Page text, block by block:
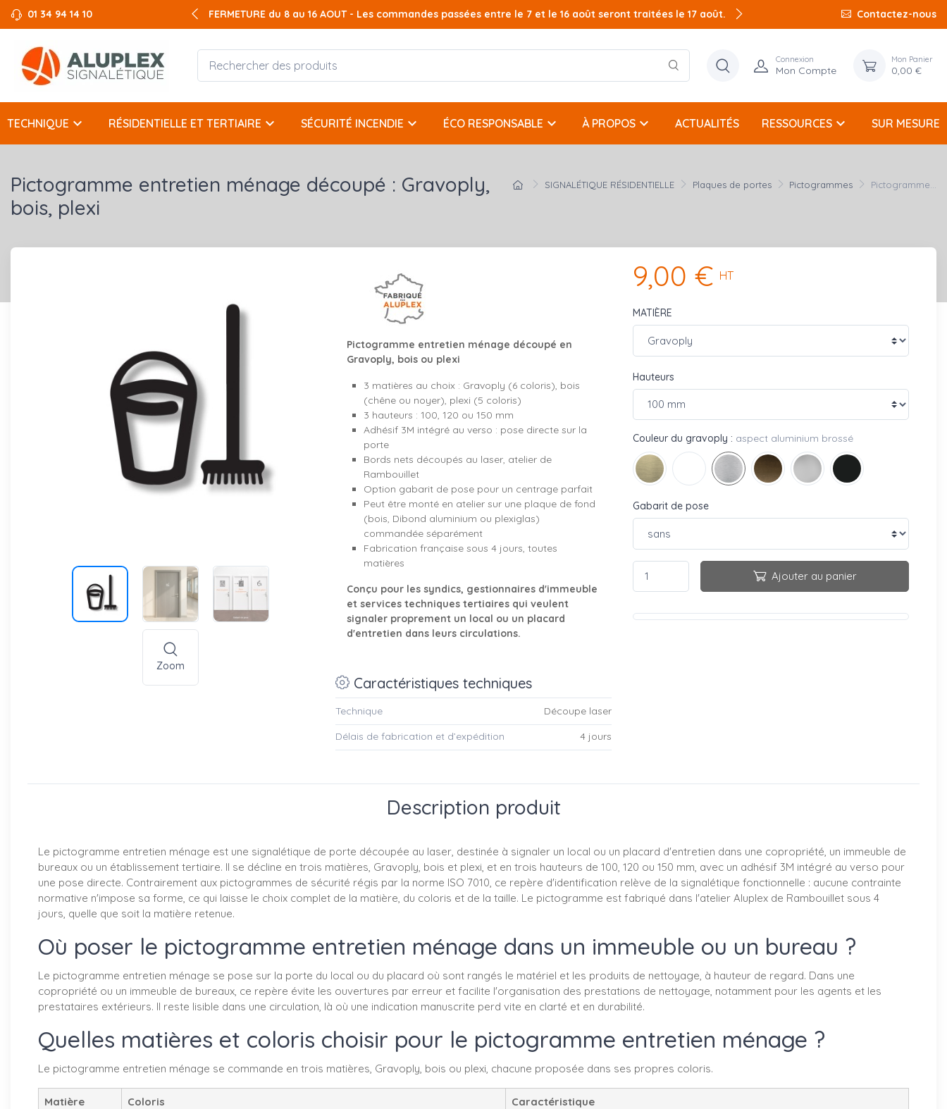
01 34 94 14 10 FERMETURE du 8 au 16 AOUT - Les commandes passées entre le 7 et le 16 août seront traitées le 17 août. Contactez-nous
Connexion
Mon Compte
Mon Panier
0,00 €
TECHNIQUE keyboard_arrow_down RÉSIDENTIELLE ET TERTIAIRE keyboard_arrow_down SÉCURITÉ INCENDIE keyboard_arrow_down ÉCO RESPONSABLE keyboard_arrow_down À PROPOS keyboard_arrow_down ACTUALITÉS RESSOURCES keyboard_arrow_down SUR MESURE
SIGNALÉTIQUE RÉSIDENTIELLE Plaques de portes Pictogrammes Pictogramme...
Pictogramme entretien ménage découpé : Gravoply,
bois, plexi
Zoom
Pictogramme entretien ménage découpé en
Gravoply, bois ou plexi
3 matières au choix : Gravoply (6 coloris), bois
(chêne ou noyer), plexi (5 coloris)
3 hauteurs : 100, 120 ou 150 mm
Adhésif 3M intégré au verso : pose directe sur la
porte
Bords nets découpés au laser, atelier de
Rambouillet
Option gabarit de pose pour un centrage parfait
Peut être monté en atelier sur une plaque de fond
(bois, Dibond aluminium ou plexiglas)
commandée séparément
Fabrication française sous 4 jours, toutes
matières
Conçu pour les syndics, gestionnaires d'immeuble
et services techniques tertiaires qui veulent
signaler proprement un local ou un placard
d'entretien dans leurs circulations.
Caractéristiques techniques
Technique Découpe laser
Délais de fabrication et d’expédition 4 jours
9,00 € HT
MATIÈRE
Hauteurs
Couleur du gravoply : aspect aluminium brossé
Gabarit de pose
Ajouter au panier
Description produit
Le pictogramme entretien ménage est une signalétique de porte découpée au laser, destinée à signaler un local ou un placard d'entretien dans une copropriété, un immeuble de
bureaux ou un établissement tertiaire. Il se décline en trois matières, Gravoply, bois et plexi, et en trois hauteurs de 100, 120 ou 150 mm, avec un adhésif 3M intégré au verso pour
une pose directe. Contrairement aux pictogrammes de sécurité régis par la norme ISO 7010, ce repère d'identification relève de la signalétique fonctionnelle : aucune contrainte
normative n'impose sa forme, ce qui laisse le choix complet de la matière, du coloris et de la taille. Le pictogramme est fabriqué dans l'atelier Aluplex de Rambouillet sous 4
jours, quelle que soit la matière retenue.
Où poser le pictogramme entretien ménage dans un immeuble ou un bureau ?
Le pictogramme entretien ménage se pose sur la porte du local ou du placard où sont rangés le matériel et les produits de nettoyage, à hauteur de regard. Dans une
copropriété ou un immeuble de bureaux, ce repère évite les ouvertures par erreur et facilite l'organisation des prestations de nettoyage, notamment pour les agents et les
prestataires extérieurs. Il reste lisible dans une circulation, là où une indication manuscrite perd vite en clarté et en durabilité.
Quelles matières et coloris choisir pour le pictogramme entretien ménage ?
Le pictogramme entretien ménage se commande en trois matières, Gravoply, bois ou plexi, chacune proposée dans ses propres coloris.
Matière Coloris Caractéristique